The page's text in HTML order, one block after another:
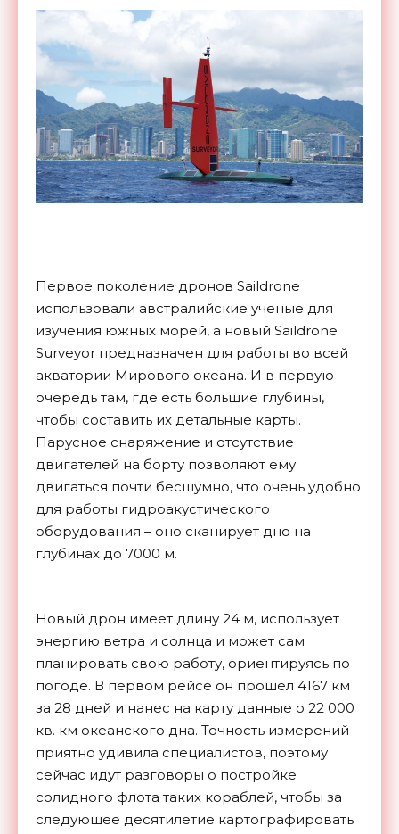
Первое поколение дронов Saildrone
использовали австралийские ученые для
изучения южных морей, а новый Saildrone
Surveyor предназначен для работы во всей
акватории Мирового океана. И в первую
очередь там, где есть большие глубины,
чтобы составить их детальные карты.
Парусное снаряжение и отсутствие
двигателей на борту позволяют ему
двигаться почти бесшумно, что очень удобно
для работы гидроакустического
оборудования – оно сканирует дно на
глубинах до 7000 м.
Новый дрон имеет длину 24 м, использует
энергию ветра и солнца и может сам
планировать свою работу, ориентируясь по
погоде. В первом рейсе он прошел 4167 км
за 28 дней и нанес на карту данные о 22 000
кв. км океанского дна. Точность измерений
приятно удивила специалистов, поэтому
сейчас идут разговоры о постройке
солидного флота таких кораблей, чтобы за
следующее десятилетие картографировать